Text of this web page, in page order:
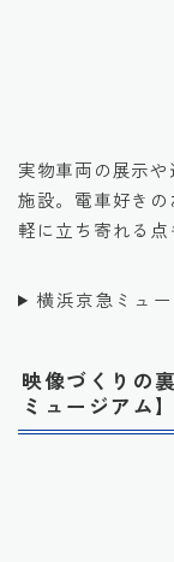
実物車両の展示
施設。電車好き
軽に立ち寄れる点
横浜京急ミュ
映像づくりの
ミュージアム】